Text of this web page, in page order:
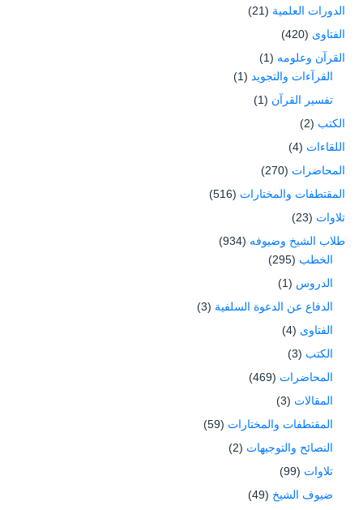
الدورات العلمية (21)
الفتاوى (420)
القرآن وعلومه (1)
القرآءات والتجويد (1)
تفسير القرآن (1)
الكتب (2)
اللقاءات (4)
المحاضرات (270)
المقتطفات والمختارات (516)
تلاوات (23)
طلاب الشيخ وضيوفه (934)
الخطب (295)
الدروس (1)
الدفاع عن الدعوة السلفية (3)
الفتاوى (4)
الكتب (3)
المحاضرات (469)
المقالات (3)
المقتطفات والمختارات (59)
النصائح والتوجيهات (2)
تلاوات (99)
ضيوف الشيخ (49)